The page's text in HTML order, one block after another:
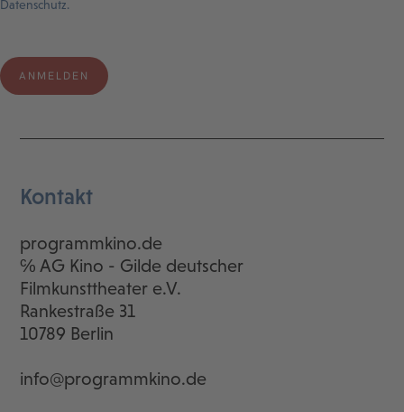
Datenschutz.
Kontakt
programmkino.de
℅ AG Kino - Gilde deutscher
Filmkunsttheater e.V.
Rankestraße 31
10789 Berlin
info@programmkino.de